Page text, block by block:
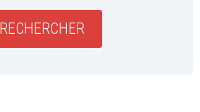
RECHERCHER